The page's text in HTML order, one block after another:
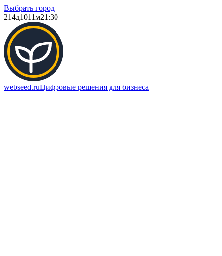
Выбрать город
214д1011м21:30
webseed.ruЦифровые решения для бизнеса